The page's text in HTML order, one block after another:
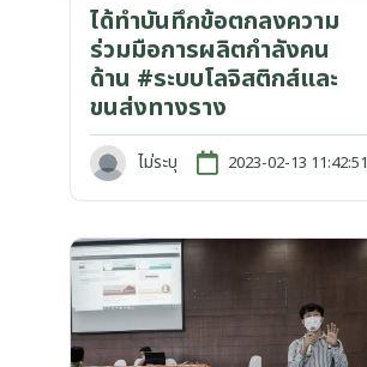
ได้ทำบันทึกข้อตกลงความ
ร่วมมือการผลิตกำลังคน
ด้าน #ระบบโลจิสติกส์และ
ขนส่งทางราง
ไม่ระบุ 2023-02-13 11:42:51